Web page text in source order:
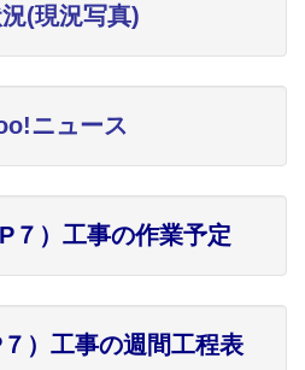
(現況写真)
ニュース
７）工事の作業予定
）工事の週間工程表